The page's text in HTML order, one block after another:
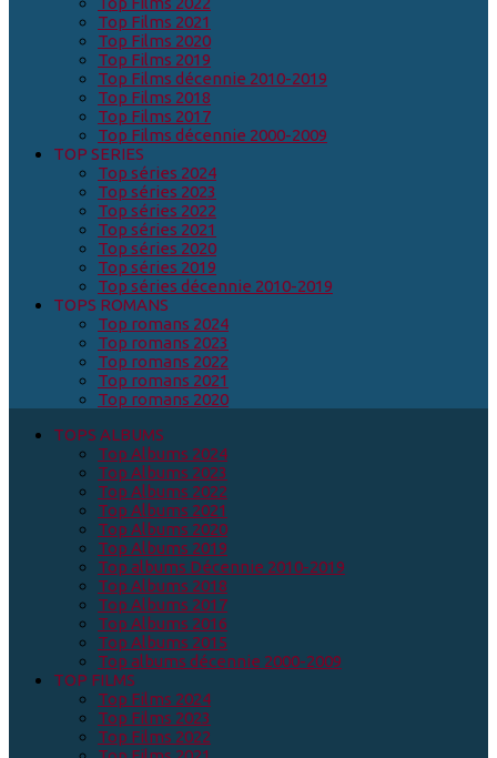
Top Films 2021
Top Films 2020
Top Films 2019
Top Films décennie 2010-2019
Top Films 2018
Top Films 2017
Top Films décennie 2000-2009
TOP SERIES
Top séries 2024
Top séries 2023
Top séries 2022
Top séries 2021
Top séries 2020
Top séries 2019
Top séries décennie 2010-2019
TOPS ROMANS
Top romans 2024
Top romans 2023
Top romans 2022
Top romans 2021
Top romans 2020
TOPS ALBUMS
Top Albums 2024
Top Albums 2023
Top Albums 2022
Top Albums 2021
Top Albums 2020
Top Albums 2019
Top albums Décennie 2010-2019
Top Albums 2018
Top Albums 2017
Top Albums 2016
Top Albums 2015
Top albums décennie 2000-2009
TOP FILMS
Top Films 2024
Top Films 2023
Top Films 2022